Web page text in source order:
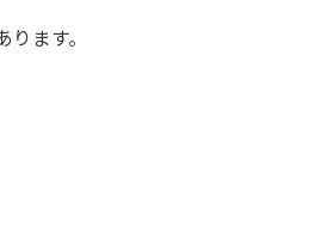
ます。